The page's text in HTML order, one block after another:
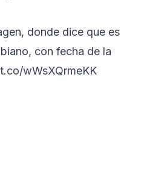
donde dice que es
con fecha de la
wWsXQrmeKK